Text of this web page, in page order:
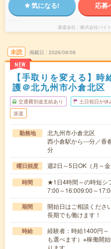
気になる! 応募
派遣会社 株式会社バイ
未読
NEW
掲載日 2026/08/08
【手取りを変える】
護＠北九州市小倉北区
交通費別途支給あり 土日祝日が休
派遣
勤務地
北九州市小倉北区
西小倉駅から---分／香
分
曜日頻度 週2日～5日OK（月～
時間
★1日4時間～の時短シ
7:00～16:009:00～
期間
開始日はご相談くだ
長期でも働けます！
時給
経験者：時給1400円
も選べます）※稼働開
ります。